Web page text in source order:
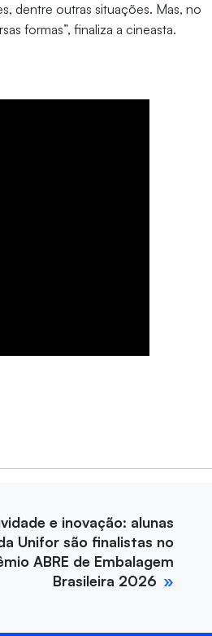
dentre outras situações. Mas, no
formas”, finaliza a cineasta.
e inovação: alunas
Unifor são finalistas no
ABRE de Embalagem
Brasileira 2026